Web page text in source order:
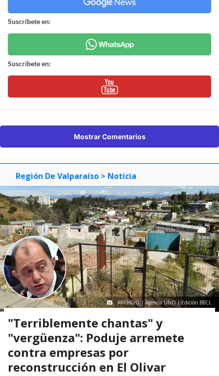
Suscríbete en:
Suscríbete en:
Mostrar Comentarios
Región De Valparaíso > Noticia
ARCHIVO | Agencia UNO | Edición BBCL
"Terriblemente chantas" y
"vergüenza": Poduje arremete
contra empresas por
reconstrucción en El Olivar